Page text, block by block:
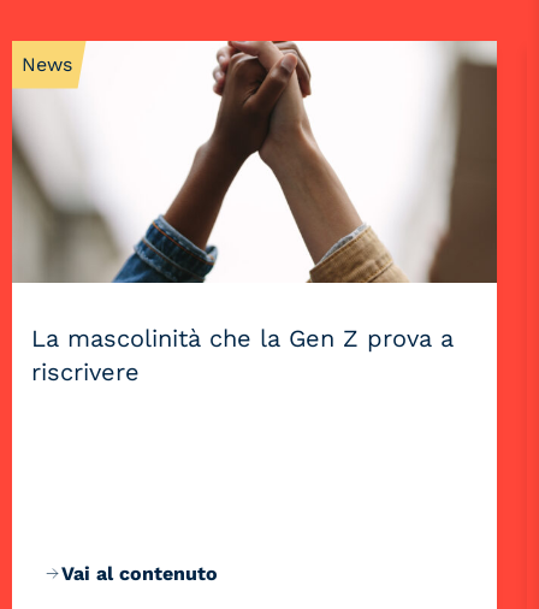
News
La mascolinità che la Gen Z prova a
riscrivere
Vai al contenuto